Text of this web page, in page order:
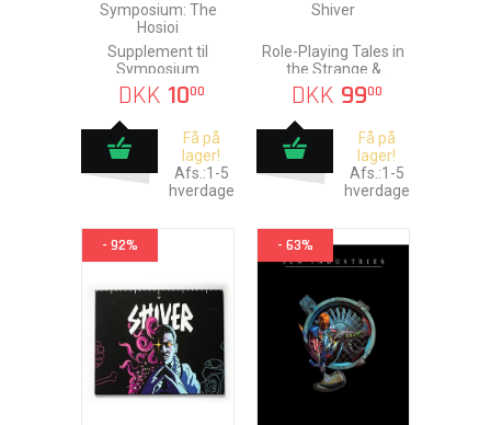
Symposium: The
Hosioi
Supplement til
Symposium
DKK 1000
Få på
lager!
Afs.:1-5
hverdage
Shiver
Role-Playing Tales in
the Strange &
Unknown
DKK 9900
Få på
lager!
Afs.:1-5
hverdage
- 92% - 63%